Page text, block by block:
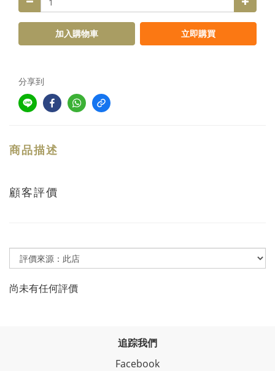
加入購物車 立即購買
分享到
商品描述
顧客評價
尚未有任何評價
追踪我們
Facebook